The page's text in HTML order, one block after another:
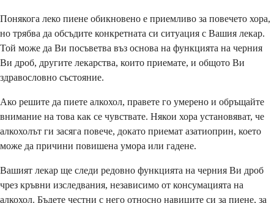
Понякога леко пиене обикновено е приемливо за повечето хора,
но трябва да обсъдите конкретната си ситуация с Вашия лекар.
Той може да Ви посъветва въз основа на функцията на черния
Ви дроб, другите лекарства, които приемате, и общото Ви
здравословно състояние.
Ако решите да пиете алкохол, правете го умерено и обръщайте
внимание на това как се чувствате. Някои хора установяват, че
алкохолът ги засяга повече, докато приемат азатиоприн, което
може да причини повишена умора или гадене.
Вашият лекар ще следи редовно функцията на черния Ви дроб
чрез кръвни изследвания, независимо от консумацията на
алкохол. Бъдете честни с него относно навиците си за пиене, за